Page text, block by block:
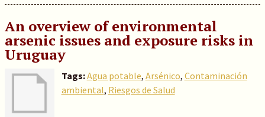
An overview of environmental
arsenic issues and exposure risks in
Uruguay
Tags:Agua potable, Arsénico, Contaminación
ambiental, Riesgos de Salud